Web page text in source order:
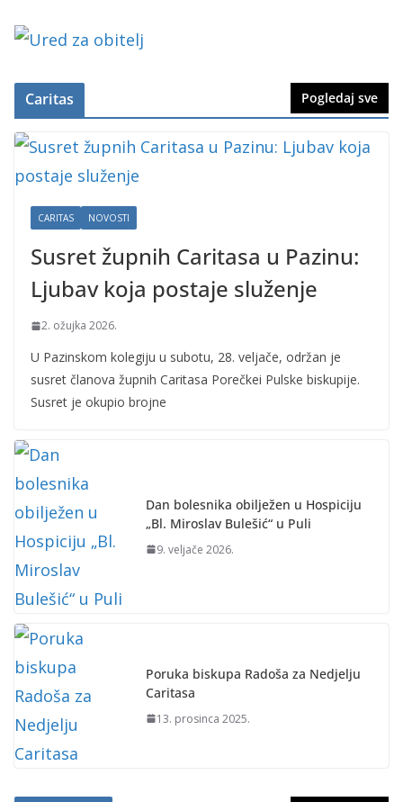
Caritas Pogledaj sve
CARITAS NOVOSTI
Susret župnih Caritasa u Pazinu:
Ljubav koja postaje služenje
2. ožujka 2026.
U Pazinskom kolegiju u subotu, 28. veljače, održan je
susret članova župnih Caritasa Porečkei Pulske biskupije.
Susret je okupio brojne
Dan bolesnika obilježen u Hospiciju
„Bl. Miroslav Bulešić“ u Puli
9. veljače 2026.
Poruka biskupa Radoša za Nedjelju
Caritasa
13. prosinca 2025.